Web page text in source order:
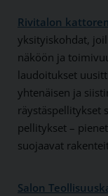
Rivitalon
yksityis­kohdat,
näköön ja
laudoitukset
yhtenäisen ja
räystäs­pellitykset
pellitykset –
suojaavat
Salon